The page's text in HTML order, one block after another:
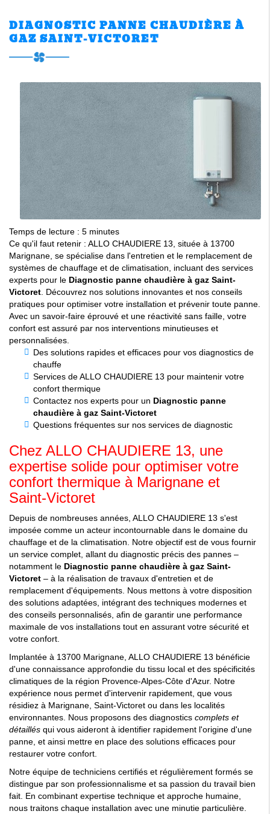
DIAGNOSTIC PANNE CHAUDIÈRE À
GAZ SAINT-VICTORET
Temps de lecture : 5 minutes
Ce qu'il faut retenir : ALLO CHAUDIERE 13, située à 13700
Marignane, se spécialise dans l'entretien et le remplacement de
systèmes de chauffage et de climatisation, incluant des services
experts pour le Diagnostic panne chaudière à gaz Saint-
Victoret. Découvrez nos solutions innovantes et nos conseils
pratiques pour optimiser votre installation et prévenir toute panne.
Avec un savoir-faire éprouvé et une réactivité sans faille, votre
confort est assuré par nos interventions minutieuses et
personnalisées.
Des solutions rapides et efficaces pour vos diagnostics de
chauffe
Services de ALLO CHAUDIERE 13 pour maintenir votre
confort thermique
Contactez nos experts pour un Diagnostic panne
chaudière à gaz Saint-Victoret
Questions fréquentes sur nos services de diagnostic
Chez ALLO CHAUDIERE 13, une
expertise solide pour optimiser votre
confort thermique à Marignane et
Saint-Victoret
Depuis de nombreuses années, ALLO CHAUDIERE 13 s'est
imposée comme un acteur incontournable dans le domaine du
chauffage et de la climatisation. Notre objectif est de vous fournir
un service complet, allant du diagnostic précis des pannes –
notamment le Diagnostic panne chaudière à gaz Saint-
Victoret – à la réalisation de travaux d'entretien et de
remplacement d'équipements. Nous mettons à votre disposition
des solutions adaptées, intégrant des techniques modernes et
des conseils personnalisés, afin de garantir une performance
maximale de vos installations tout en assurant votre sécurité et
votre confort.
Implantée à 13700 Marignane, ALLO CHAUDIERE 13 bénéficie
d'une connaissance approfondie du tissu local et des spécificités
climatiques de la région Provence-Alpes-Côte d'Azur. Notre
expérience nous permet d'intervenir rapidement, que vous
résidiez à Marignane, Saint-Victoret ou dans les localités
environnantes. Nous proposons des diagnostics complets et
détaillés qui vous aideront à identifier rapidement l'origine d'une
panne, et ainsi mettre en place des solutions efficaces pour
restaurer votre confort.
Notre équipe de techniciens certifiés et régulièrement formés se
distingue par son professionnalisme et sa passion du travail bien
fait. En combinant expertise technique et approche humaine,
nous traitons chaque installation avec une minutie particulière.